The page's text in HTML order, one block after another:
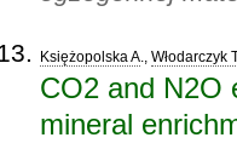
Księżopolska A., Włodarczyk T
CO2 and N2O
mineral